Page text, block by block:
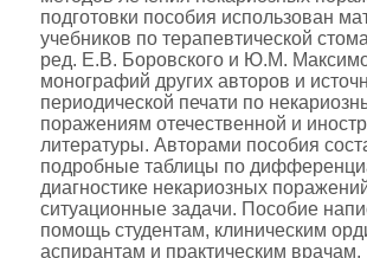
подготовки пособия использован
учебников по терапевтической
ред. Е.В. Боровского и Ю.М.
монографий других авторов и
периодической печати по
поражениям отечественной и
литературы. Авторами пособия
подробные таблицы по
диагностике некариозных
ситуационные задачи. Пособие
помощь студентам, клиническим
аспирантам и практическим врачам.